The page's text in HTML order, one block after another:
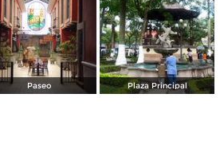
Paseo Plaza Principal